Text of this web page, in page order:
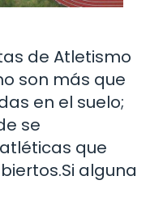
de Atletismo
son más que
en el suelo;
se
que
alguna